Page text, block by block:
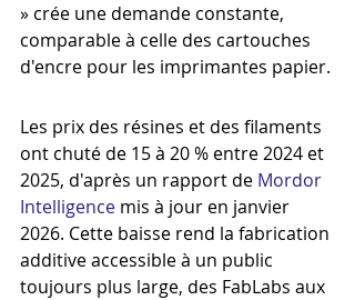
» crée une demande constante,
comparable à celle des cartouches
d'encre pour les imprimantes papier.
Les prix des résines et des filaments
ont chuté de 15 à 20 % entre 2024 et
2025, d'après un rapport de Mordor
Intelligence mis à jour en janvier
2026. Cette baisse rend la fabrication
additive accessible à un public
toujours plus large, des FabLabs aux